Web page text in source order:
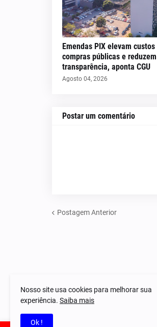
Emendas PIX elevam custos
compras públicas e reduzem
transparência, aponta CGU
Agosto 04, 2026
Postar um comentário
Postagem Anterior
Nosso site usa cookies para melhorar sua
experiência. Saiba mais
Ok !